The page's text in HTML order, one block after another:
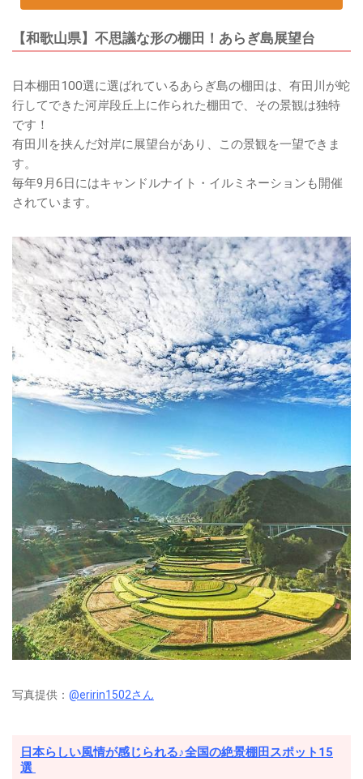
【和歌山県】不思議な形の棚田！あらぎ島展望台
日本棚田100選に選ばれているあらぎ島の棚田は、有田川が蛇
行してできた河岸段丘上に作られた棚田で、その景観は独特
です！
有田川を挟んだ対岸に展望台があり、この景観を一望できま
す。
毎年9月6日にはキャンドルナイト・イルミネーションも開催
されています。
写真提供： @eririn1502さん
日本らしい風情が感じられる♪全国の絶景棚田スポット15
選